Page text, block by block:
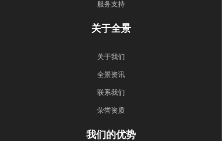
服务支持
关于全景
关于我们
全景资讯
联系我们
荣誉资质
我们的优势